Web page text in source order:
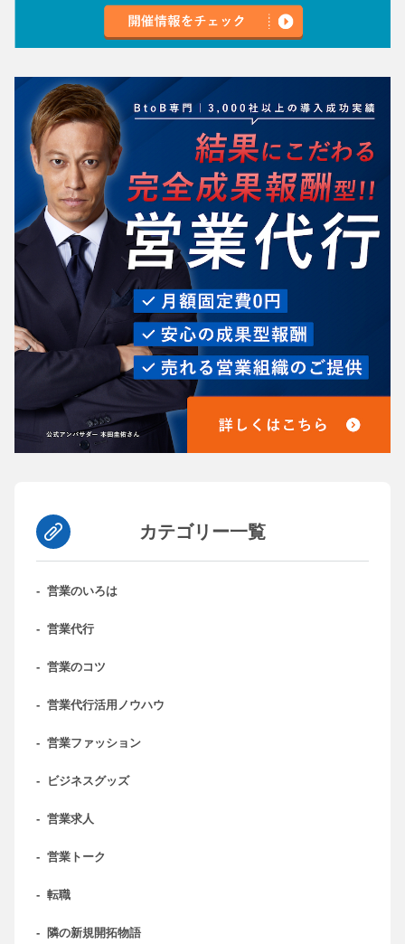
カテゴリー一覧
- 営業のいろは
- 営業代行
- 営業のコツ
- 営業代行活用ノウハウ
- 営業ファッション
- ビジネスグッズ
- 営業求人
- 営業トーク
- 転職
- 隣の新規開拓物語